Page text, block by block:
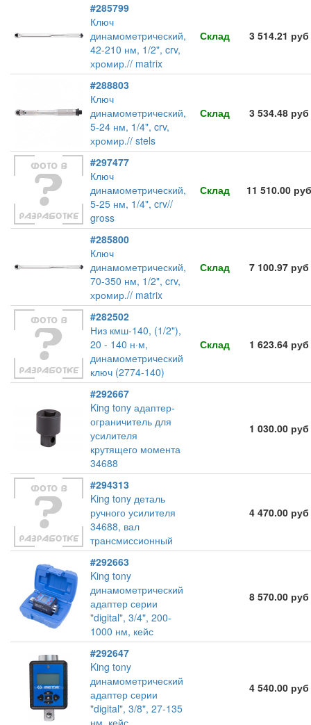
#285799
Ключ
динамометрический,
42-210 нм, 1/2", crv,
хромир.// matrix
Склад 3 514.21 руб
#288803
Ключ
динамометрический,
5-24 нм, 1/4", crv,
хромир.// stels
Склад 3 534.48 руб
#297477
Ключ
динамометрический,
5-25 нм, 1/4", crv//
gross
Склад 11 510.00 руб
#285800
Ключ
динамометрический,
70-350 нм, 1/2", crv,
хромир.// matrix
Склад 7 100.97 руб
#282502
Низ кмш-140, (1/2"),
20 - 140 н·м,
динамометрический
ключ (2774-140)
Склад 1 623.64 руб
#292667
King tony адаптер-
ограничитель для
усилителя
крутящего момента
34688
1 030.00 руб
#294313
King tony деталь
ручного усилителя
34688, вал
трансмиссионный
4 470.00 руб
#292663
King tony
динамометрический
адаптер серии
"digital", 3/4", 200-
1000 нм, кейс
8 570.00 руб
#292647
King tony
динамометрический
адаптер серии
"digital", 3/8", 27-135
нм, кейс
4 540.00 руб